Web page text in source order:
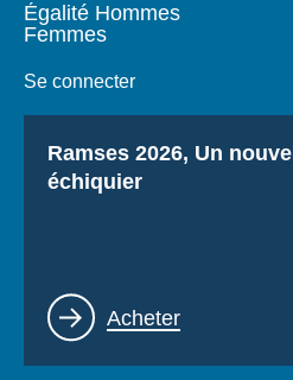
Égalité Hommes
Femmes
Se connecter
Titre
Ramses 2026, Un nouvel
échiquier
Lien
Acheter